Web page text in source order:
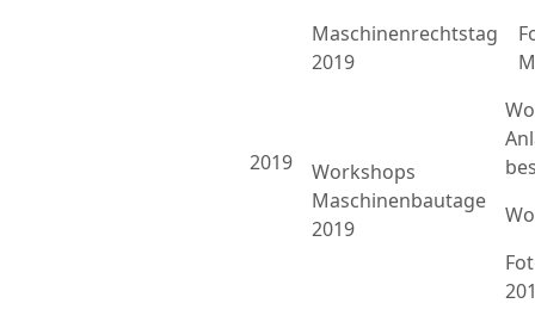
2019
Maschinenrechtstag
2019
Workshops
Maschinenbautage
2019